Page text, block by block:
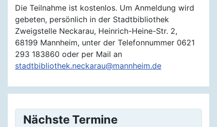
Die Teilnahme ist kostenlos. Um Anmeldung wird
gebeten, persönlich in der Stadtbibliothek
Zweigstelle Neckarau, Heinrich-Heine-Str. 2,
68199 Mannheim, unter der Telefonnummer 0621
293 183860 oder per Mail an
stadtbibliothek.neckarau@mannheim.de
Nächste Termine